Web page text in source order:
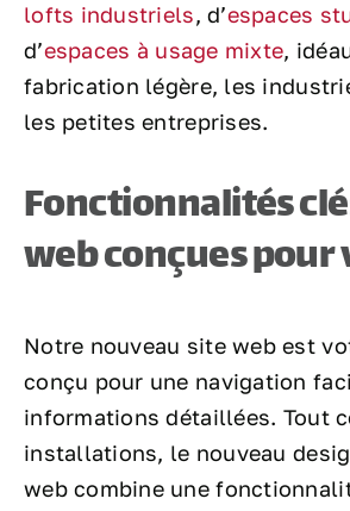
lofts industriels, d’espaces
d’espaces à usage mixte,
fabrication légère, les
les petites entreprises.
Fonctionnalités
web conçues pour
Notre nouveau site web est
conçu pour une navigation
informations détaillées. Tout
installations, le nouveau
web combine une